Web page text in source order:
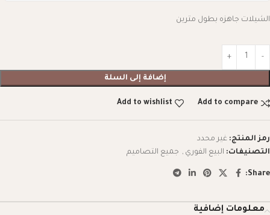
الشيلات جاهزه بطول مترين
إضافة إلى السلة
Add to compare
Add to wishlist
رمز المنتج: غير محدد
التصنيفات: البيع الفوري , جميع التصاميم
Share:
معلومات إضافية